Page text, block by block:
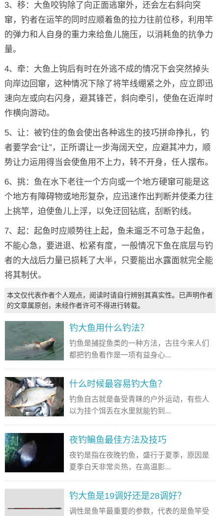
3、移：大鱼咬钩除了向正面逃窜外，还会左右斜向突
窜，钓者在运竿的同时应顺着鱼的拉力往前位移，利用竿
的弹力和人自身的重力来给鱼儿施压，以消耗鱼的抗争力
量。
4、牵：大鱼上钩后有时在外逃不成的情况下会突然掉头
向岸边回窜，这种情况下除了将竿线绷紧之外，应立即迅
速向左或向右闪身，避其锋芒，斜向牵引，使鱼在近岸时
作横向游动。
5、让：被钓住的鱼会使出各种逃生的技巧拼命挣扎，钓
者要学会“让”，正所谓让一步海阔天空，应避其冲力，顺
势让力运用得当会使鱼用不上力，转不开身，任人摆布。
6、挑：鱼在水下老往一个方向或一个地方硬窜可能是这
个地方有障碍物或地形复杂，应迅速作出判断并使柔力往
上挑竿，迫使鱼儿上浮，以免迂回钻底，刮断钓线。
7、起：起鱼时应顺势往上起，鱼未遛乏不可急于起鱼，
不能心急，要进退、松紧有度，一般情况下鱼在底层与钓
者的大战后力量已损耗了大半，只要能出水露面就完全能
将其制伏。
本文仅代表作者个人观点，阅读时请自行辨别其真实性。已声明作者
的文章属原创，未经作者许可不得进行转载。
钓大鱼用什么钓法？
钓鱼是捕捉鱼类的一种方法，古往今来人们
都把钓鱼看作是一项有益身心...
什么时候最容易钓大鱼？
钓鱼自古就是备受青睐的户外运动，有些人
以为挂个饵丢在水里就能钓到...
夜钓鳊鱼最佳方法及技巧
夜钓是指在夜晚钓鱼，盛行于夏季，原因是
夏季白天非常炎热，在高温影...
钓大鱼是19调好还是28调好？
调性是鱼竿最重要的参数，代表的是鱼竿受